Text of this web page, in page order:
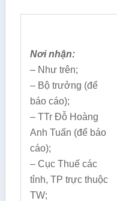
Nơi nhận:
– Như trên;
– Bộ trưởng (để
báo cáo);
– TTr Đỗ Hoàng
Anh Tuấn (để báo
cáo);
– Cục Thuế các
tỉnh, TP trực thuộc
TW;